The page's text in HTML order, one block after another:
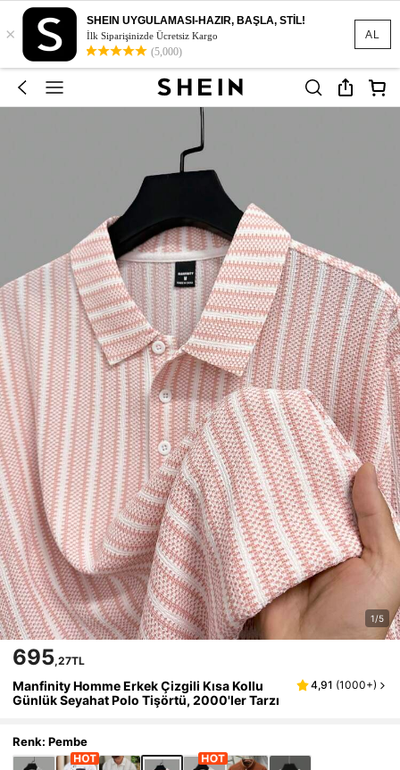
AL
×
SHEIN UYGULAMASI-HAZIR, BAŞLA, STİL!
İlk Siparişinizde Ücretsiz Kargo
(5,000)
1/5
695,27TL
Manfinity Homme Erkek Çizgili Kısa Kollu
Günlük Seyahat Polo Tişörtü, 2000'ler Tarzı
4,91 (1000+)
Renk: Pembe